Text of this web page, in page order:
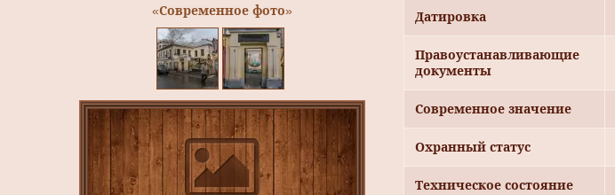
«Современное фото» Датировка
Правоустанавливающие
документы
Современное значение
Охранный статус
Техническое состояние